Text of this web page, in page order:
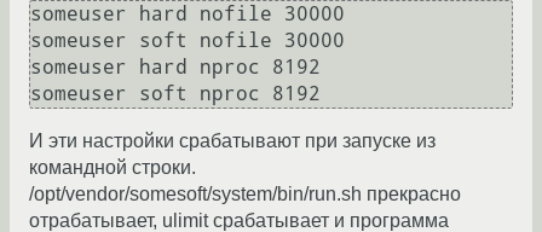
someuser hard nofile 30000
someuser soft nofile 30000
someuser hard nproc 8192
И эти настройки срабатывают при запуске из
командной строки.
/opt/vendor/somesoft/system/bin/run.sh прекрасно
отрабатывает, ulimit срабатывает и программа